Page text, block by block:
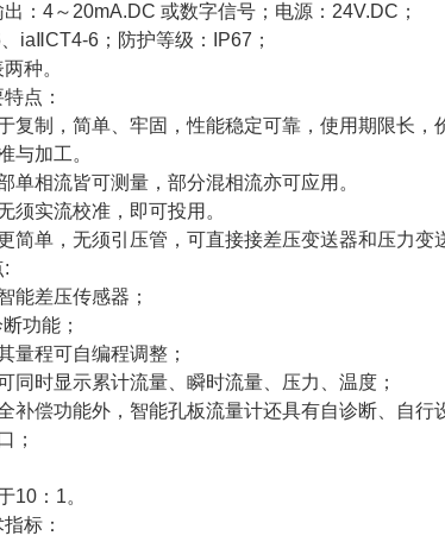
：4～20mA.DC 或数字信号；电源：24V.DC；
iaⅡCT4-6；防护等级：IP67；
种。
点：
复制，简单、牢固，性能稳定可靠，使用期限长，
与加工。
单相流皆可测量，部分混相流亦可应用。
须实流校准，即可投用。
简单，无须引压管，可直接接差压变送器和压力变
:
能差压传感器；
功能；
量程可自编程调整；
同时显示累计流量、瞬时流量、压力、温度；
补偿功能外，智能孔板流量计还具有自诊断、自行
；
10：1。
标：